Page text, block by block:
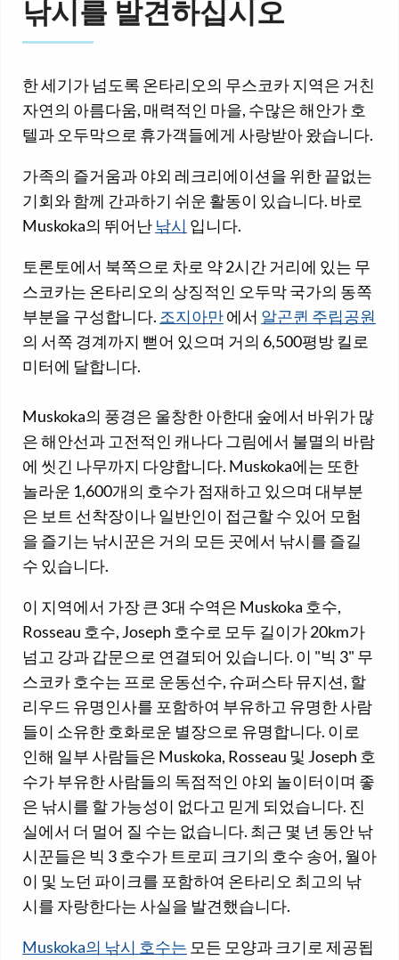
낚시를 발견하십시오
한 세기가 넘도록 온타리오의 무스코카 지역은 거친
자연의 아름다움, 매력적인 마을, 수많은 해안가 호
텔과 오두막으로 휴가객들에게 사랑받아 왔습니다.
가족의 즐거움과 야외 레크리에이션을 위한 끝없는
기회와 함께 간과하기 쉬운 활동이 있습니다. 바로
Muskoka의 뛰어난 낚시 입니다.
토론토에서 북쪽으로 차로 약 2시간 거리에 있는 무
스코카는 온타리오의 상징적인 오두막 국가의 동쪽
부분을 구성합니다. 조지아만에서 알곤퀸 주립공원
의 서쪽 경계까지 뻗어 있으며 거의 6,500평방 킬로
미터에 달합니다.
Muskoka의 풍경은 울창한 아한대 숲에서 바위가 많
은 해안선과 고전적인 캐나다 그림에서 불멸의 바람
에 씻긴 나무까지 다양합니다. Muskoka에는 또한
놀라운 1,600개의 호수가 점재하고 있으며 대부분
은 보트 선착장이나 일반인이 접근할 수 있어 모험
을 즐기는 낚시꾼은 거의 모든 곳에서 낚시를 즐길
수 있습니다.
이 지역에서 가장 큰 3대 수역은 Muskoka 호수,
Rosseau 호수, Joseph 호수로 모두 길이가 20km가
넘고 강과 갑문으로 연결되어 있습니다. 이 "빅 3" 무
스코카 호수는 프로 운동선수, 슈퍼스타 뮤지션, 할
리우드 유명인사를 포함하여 부유하고 유명한 사람
들이 소유한 호화로운 별장으로 유명합니다. 이로
인해 일부 사람들은 Muskoka, Rosseau 및 Joseph 호
수가 부유한 사람들의 독점적인 야외 놀이터이며 좋
은 낚시를 할 가능성이 없다고 믿게 되었습니다. 진
실에서 더 멀어 질 수는 없습니다. 최근 몇 년 동안 낚
시꾼들은 빅 3 호수가 트로피 크기의 호수 송어, 월아
이 및 노던 파이크를 포함하여 온타리오 최고의 낚
시를 자랑한다는 사실을 발견했습니다.
Muskoka의 낚시 호수는 모든 모양과 크기로 제공됩